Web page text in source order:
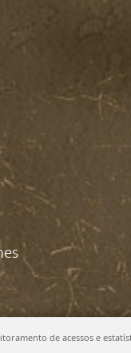
de acessos e